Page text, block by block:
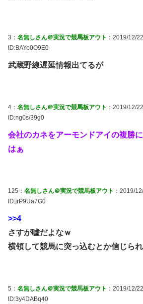
3： 名無しさん＠実況で競馬板アウト ：2019/12/
ID:BAYo0O9E0
武蔵野線遅延情報出てるが
4： 名無しさん＠実況で競馬板アウト ：2019/12/
ID:ng0s/39g0
会社のカネをアーモンドアイの複勝に
はぁ
125： 名無しさん＠実況で競馬板アウト ：2019/
ID:jrP9Ua7G0
>>4
さすが嘘だよなｗ
横領して競馬に突っ込むとか信じら
5： 名無しさん＠実況で競馬板アウト ：2019/12/
ID:3y4DABq40